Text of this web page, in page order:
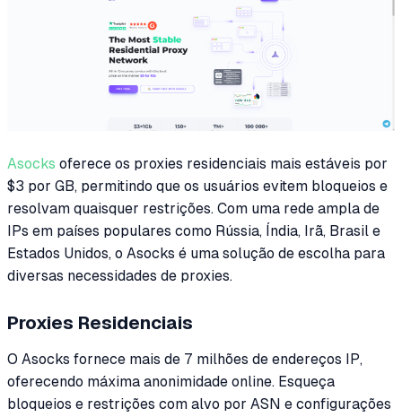
Asocks oferece os proxies residenciais mais estáveis por
$3 por GB, permitindo que os usuários evitem bloqueios e
resolvam quaisquer restrições. Com uma rede ampla de
IPs em países populares como Rússia, Índia, Irã, Brasil e
Estados Unidos, o Asocks é uma solução de escolha para
diversas necessidades de proxies.
Proxies Residenciais
O Asocks fornece mais de 7 milhões de endereços IP,
oferecendo máxima anonimidade online. Esqueça
bloqueios e restrições com alvo por ASN e configurações